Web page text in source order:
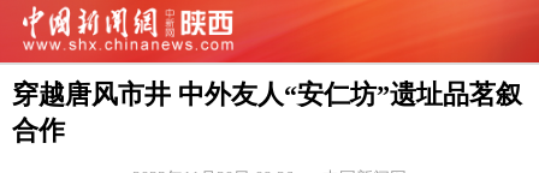
穿越唐风市井 中外友人“安仁坊”遗址品茗叙
合作